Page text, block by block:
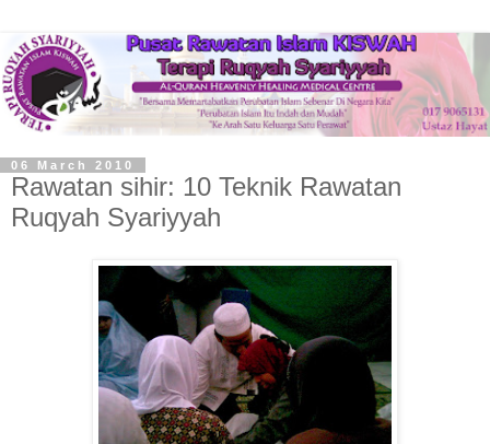
06 March 2010
Rawatan sihir: 10 Teknik Rawatan
Ruqyah Syariyyah